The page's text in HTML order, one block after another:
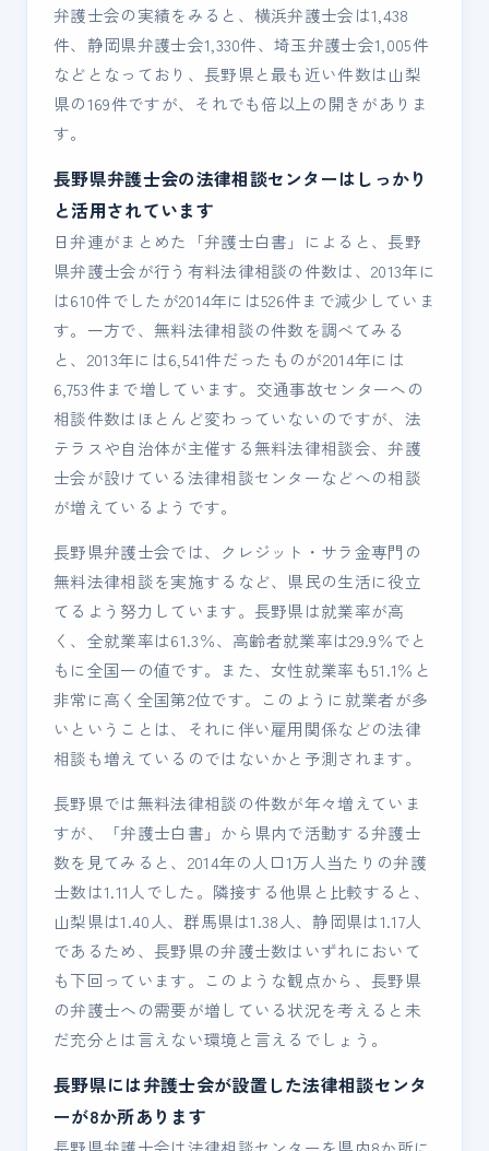
弁護士会の実績をみると、横浜弁護士会は1,438
件、静岡県弁護士会1,330件、埼玉弁護士会1,005件
などとなっており、長野県と最も近い件数は山梨
県の169件ですが、それでも倍以上の開きがありま
す。
長野県弁護士会の法律相談センターはしっかり
と活用されています
日弁連がまとめた「弁護士白書」によると、長野
県弁護士会が行う有料法律相談の件数は、2013年に
は610件でしたが2014年には526件まで減少していま
す。一方で、無料法律相談の件数を調べてみる
と、2013年には6,541件だったものが2014年には
6,753件まで増しています。交通事故センターへの
相談件数はほとんど変わっていないのですが、法
テラスや自治体が主催する無料法律相談会、弁護
士会が設けている法律相談センターなどへの相談
が増えているようです。
長野県弁護士会では、クレジット・サラ金専門の
無料法律相談を実施するなど、県民の生活に役立
てるよう努力しています。長野県は就業率が高
く、全就業率は61.3％、高齢者就業率は29.9％でと
もに全国一の値です。また、女性就業率も51.1％と
非常に高く全国第2位です。このように就業者が多
いということは、それに伴い雇用関係などの法律
相談も増えているのではないかと予測されます。
長野県では無料法律相談の件数が年々増えていま
すが、「弁護士白書」から県内で活動する弁護士
数を見てみると、2014年の人口1万人当たりの弁護
士数は1.11人でした。隣接する他県と比較すると、
山梨県は1.40人、群馬県は1.38人、静岡県は1.17人
であるため、長野県の弁護士数はいずれにおいて
も下回っています。このような観点から、長野県
の弁護士への需要が増している状況を考えると未
だ充分とは言えない環境と言えるでしょう。
長野県には弁護士会が設置した法律相談センタ
ーが8か所あります